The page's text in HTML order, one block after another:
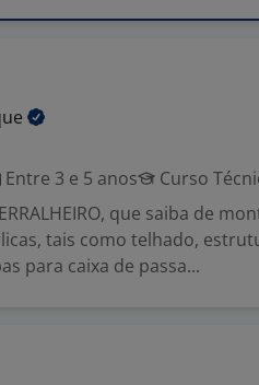
Entre 3 e 5 anos Curso
que saiba de
tais como telhado,
para caixa de passa...